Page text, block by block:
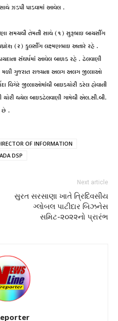
ઝડપી પાડવામાં આવેલ .
સમયથી તેમની સાથે (૧) સુરૂભાઇ બાયસીંગ
(ર) ફુલસીંગ લક્ષ્મણભાઇ અનારે રહે .
સંઘર્ષમાં આવેલ બાળક રહે . ઢેલવાણી
મળી ગુજરાત રાજ્યના અલગ અલગ જીલ્લાઓ
વિગેરે જીલ્લાઓમાંથી બાઇકચોરી કરેલ હોવાની
થયેલ બાઇકઢેલવાણી ગામેથી એલ.સી.બી.
છે .
OF INFORMATION
DSP
Next article
સુરત સરસાણા ખાતે ત્રિદિવસીય
ગ્લોબલ પાટીદાર બિઝનેસ
સમિટ-૨૦૨૨નો પ્રારંભ